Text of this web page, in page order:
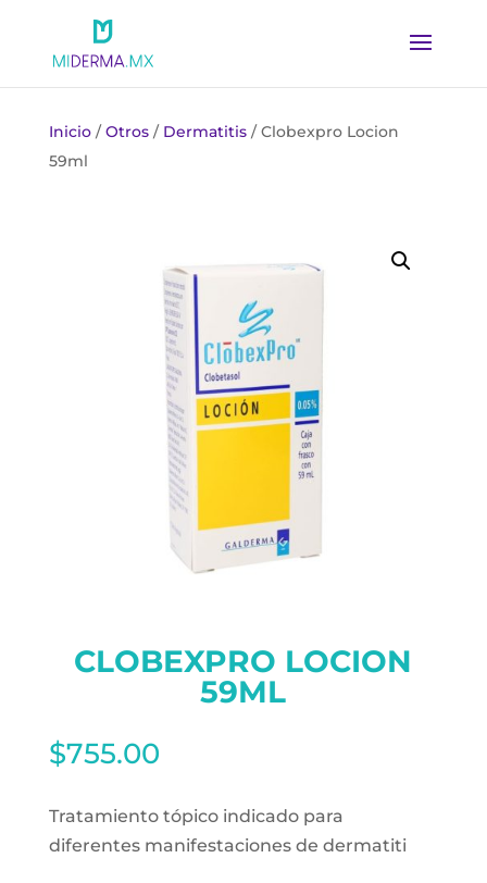
Inicio/Otros/ Dermatitis/ Clobexpro Locion
59ml
CLOBEXPRO LOCION
59ML
$755.00
Tratamiento tópico indicado para
diferentes manifestaciones de dermatiti